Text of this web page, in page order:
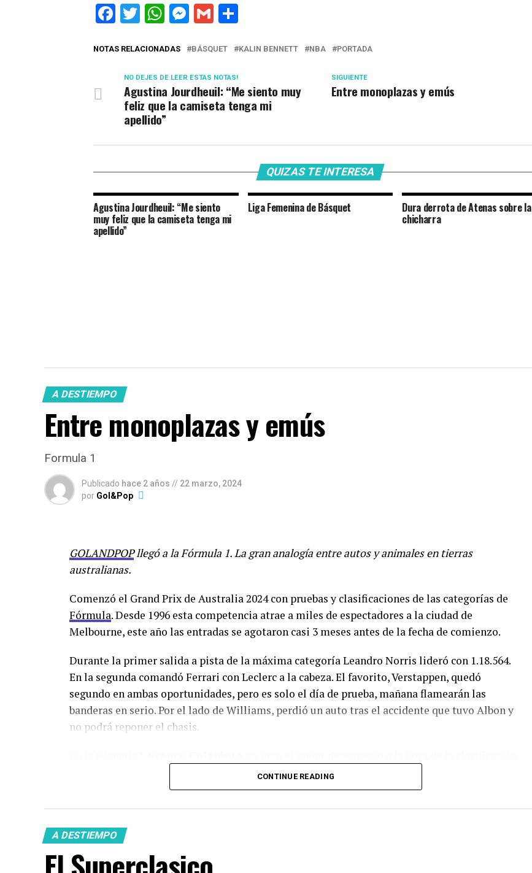
Facebook
Twitter
WhatsApp
Messenger
Gmail
NOTAS RELACIONADAS BÁSQUET KALIN BENNETT NBA PORTADA
SIGUIENTE
Entre monoplazas y emús
NO DEJES DE LEER ESTAS NOTAS!
Agustina Jourdheuil: “Me siento muy
feliz que la camiseta tenga mi
apellido”
QUIZAS TE INTERESA
Agustina Jourdheuil: “Me siento
muy feliz que la camiseta tenga mi
apellido”
Liga Femenina de Básquet Dura derrota de Atenas sobre la
chicharra
A DESTIEMPO
Entre monoplazas y emús
Formula 1
Publicado hace 2 años // 22 marzo, 2024
por Gol&Pop
GOLANDPOPllegó a la Fórmula 1. La gran analogía entre autos y animales en tierras
australianas.
Comenzó el Grand Prix de Australia 2024 con pruebas y clasificaciones de las categorías de
Fórmula. Desde 1996 esta competencia atrae a miles de espectadores a la ciudad de
Melbourne, este año las entradas se agotaron casi 3 meses antes de la fecha de comienzo.
Durante la primer salida a pista de la máxima categoría Leandro Norris lideró con 1.18.564.
En la segunda comandó Ferrari con Leclerc a la cabeza. El favorito, Verstappen, quedó
segundo en ambas oportunidades, pero es solo el día de prueba, mañana flamearán las
banderas en serio. Por el lado de Williams, perdió un auto tras el accidente que tuvo Albon y
no podrá reponer el chasis.
El argentino largará nuevamente desde el puesto 13.
Los emús son criaturas muy distintivas y conocidas por su increíble velocidad y apariencia
única. Su anatomía está específicamente diseñada para convertirlos en una de las aves más
CONTINUE READING
A DESTIEMPO